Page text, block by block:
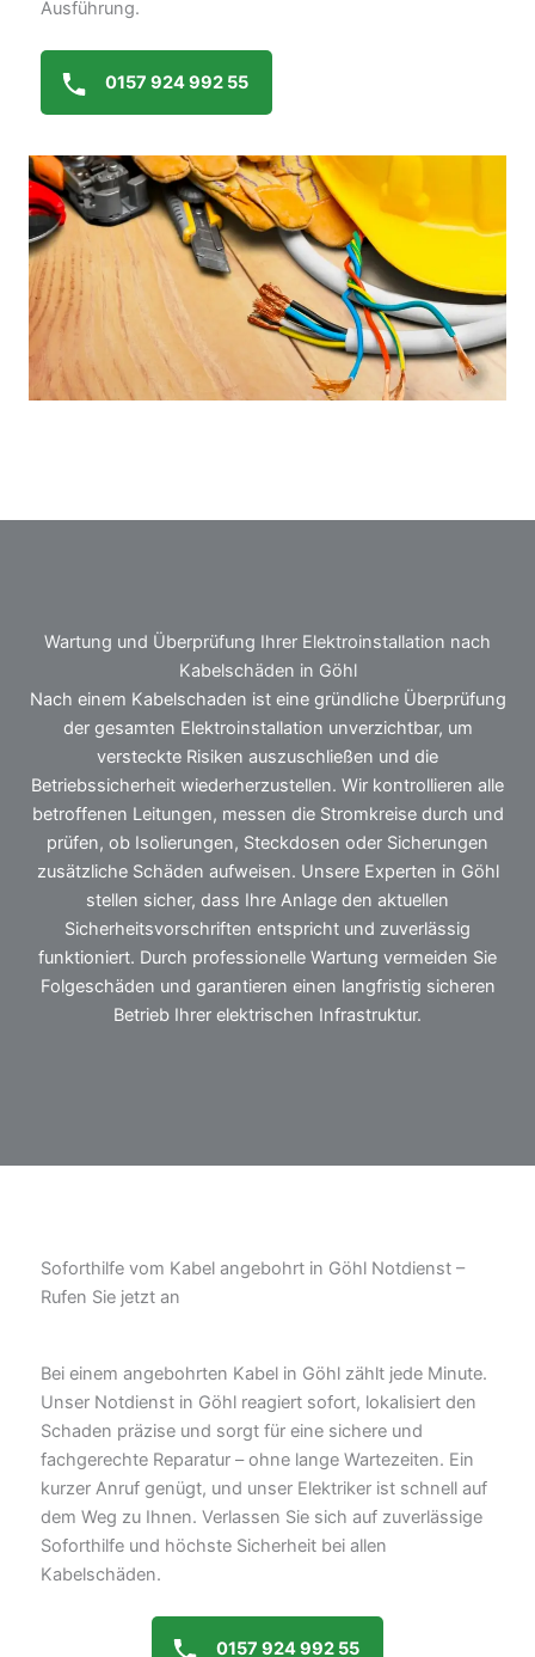
Ausführung.
0157 924 992 55
Wartung und Überprüfung Ihrer Elektroinstallation nach
Kabelschäden in Göhl
Nach einem Kabelschaden ist eine gründliche Überprüfung
der gesamten Elektroinstallation unverzichtbar, um
versteckte Risiken auszuschließen und die
Betriebssicherheit wiederherzustellen. Wir kontrollieren alle
betroffenen Leitungen, messen die Stromkreise durch und
prüfen, ob Isolierungen, Steckdosen oder Sicherungen
zusätzliche Schäden aufweisen. Unsere Experten in Göhl
stellen sicher, dass Ihre Anlage den aktuellen
Sicherheitsvorschriften entspricht und zuverlässig
funktioniert. Durch professionelle Wartung vermeiden Sie
Folgeschäden und garantieren einen langfristig sicheren
Betrieb Ihrer elektrischen Infrastruktur.
Soforthilfe vom Kabel angebohrt in Göhl Notdienst –
Rufen Sie jetzt an
Bei einem angebohrten Kabel in Göhl zählt jede Minute.
Unser Notdienst in Göhl reagiert sofort, lokalisiert den
Schaden präzise und sorgt für eine sichere und
fachgerechte Reparatur – ohne lange Wartezeiten. Ein
kurzer Anruf genügt, und unser Elektriker ist schnell auf
dem Weg zu Ihnen. Verlassen Sie sich auf zuverlässige
Soforthilfe und höchste Sicherheit bei allen
Kabelschäden.
0157 924 992 55